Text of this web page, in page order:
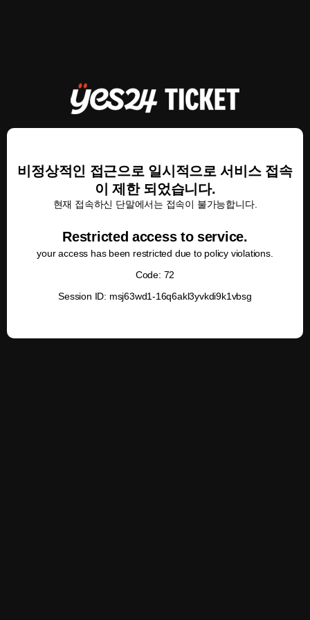
비정상적인 접근으로 일시적으로 서비스 접속
이 제한 되었습니다.
현재 접속하신 단말에서는 접속이 불가능합니다.
Restricted access to service.
your access has been restricted due to policy violations.
Code: 72
Session ID: msj63wd1-16q6akl3yvkdi9k1vbsg